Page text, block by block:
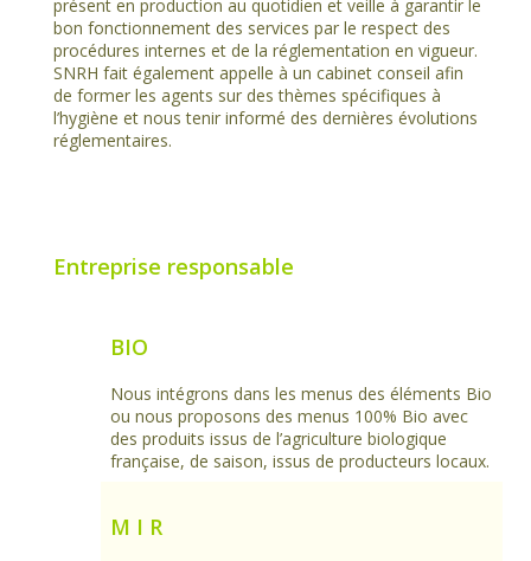
présent en production au quotidien et veille à garantir le
bon fonctionnement des services par le respect des
procédures internes et de la réglementation en vigueur.
SNRH fait également appelle à un cabinet conseil afin
de former les agents sur des thèmes spécifiques à
l’hygiène et nous tenir informé des dernières évolutions
réglementaires.
Entreprise responsable
BIO
Nous intégrons dans les menus des éléments Bio
ou nous proposons des menus 100% Bio avec
des produits issus de l’agriculture biologique
française, de saison, issus de producteurs locaux.
M I R